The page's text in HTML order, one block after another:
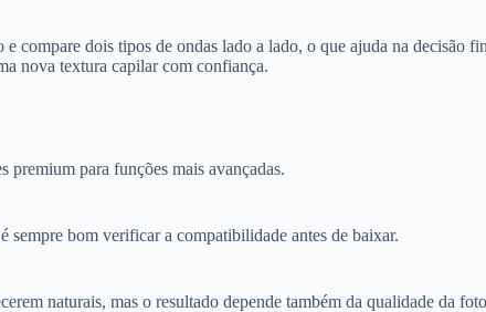
compare dois tipos de ondas lado a lado, o que ajuda na
nova textura capilar com confiança.
premium para funções mais avançadas.
bom verificar a compatibilidade antes de baixar.
naturais, mas o resultado depende também da qualidade da